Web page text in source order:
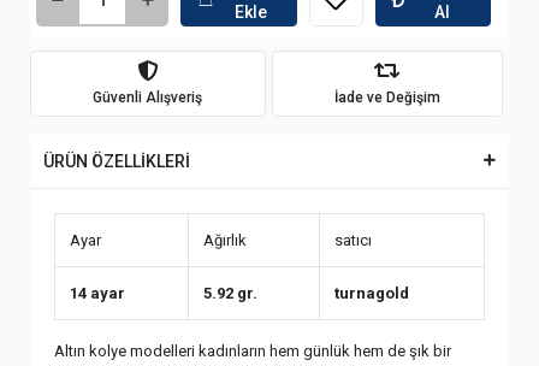
Ekle
Al
Güvenli Alışveriş İade ve Değişim
ÜRÜN ÖZELLİKLERİ
Ayar Ağırlık satıcı
14 ayar 5.92 gr. turnagold
Altın kolye modelleri kadınların hem günlük hem de şık bir